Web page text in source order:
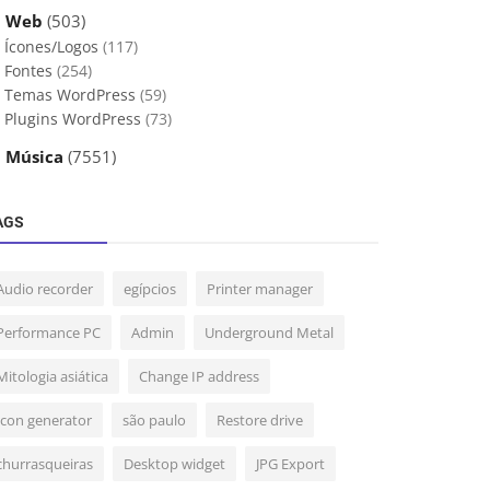
Web (503)
Ícones/Logos (117)
Fontes (254)
Temas WordPress (59)
Plugins WordPress (73)
Música (7551)
recorder egípcios Printer manager
PC Admin Underground Metal
asiática Change IP address
generator são paulo Restore drive
Desktop widget JPG Export